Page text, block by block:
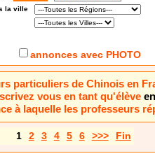
la ville
annonces avec PHOTO
particuliers de Chinois en
vous en tant qu'élève
à laquelle les professeurs
1 2 3 4 5 6 >>> Fin